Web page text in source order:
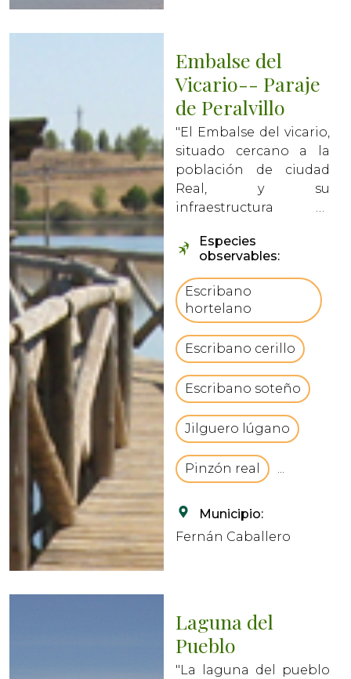
Embalse del
Vicario-- Paraje
de Peralvillo
"El Embalse del vicario,
situado cercano a la
población de ciudad
Real, y su
infraestructura se
de agua a las
poblaciones cercanas
de Ciudad
Real.vbCrLfRecibe
aguas del rio Guadiana
y el rio Bañuelo. Se
caracteriza por sus
aguas ...
Especies
observables:
Escribano
hortelano
Escribano cerillo
Escribano soteño
Jilguero lúgano
Pinzón real ...
Municipio:
Fernán Caballero
Laguna del
Pueblo
"La laguna del pueblo